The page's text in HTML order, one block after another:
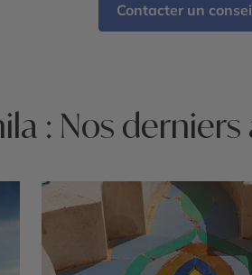
Contacter un
: Nos